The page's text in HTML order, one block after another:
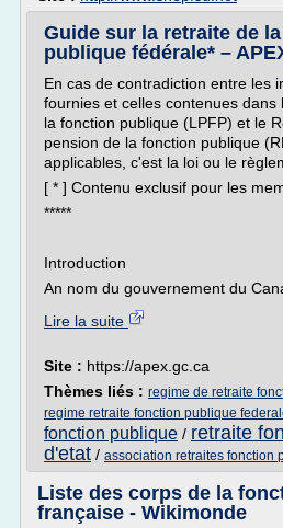
Guide sur la retraite de
publique fédérale* –
En cas de contradiction entre les
fournies et celles contenues
la fonction publique (LPFP) et le
pension de la fonction publique
applicables, c'est la loi ou le
[ * ] Contenu exclusif pour les
*****
Introduction
An nom du gouvernement du
Lire la suite
Site : https://apex.gc.ca
Thèmes liés : regime de retraite
regime retraite fonction publique
fonction publique / retraite
d'etat / association retraites fonction
Liste des corps de la
française - Wikimonde